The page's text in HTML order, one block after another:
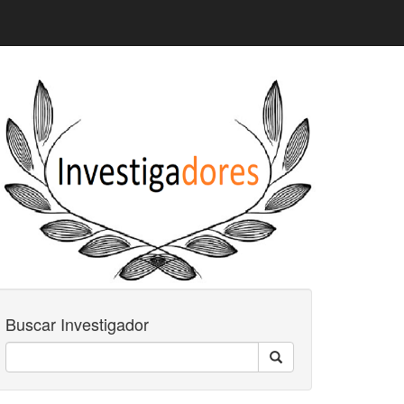
Buscar Investigador